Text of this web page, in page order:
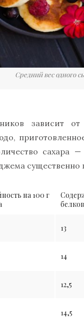
Средний вес одного
зависит
сахара
существенно
на 100 г
13
14
12,5
14,5